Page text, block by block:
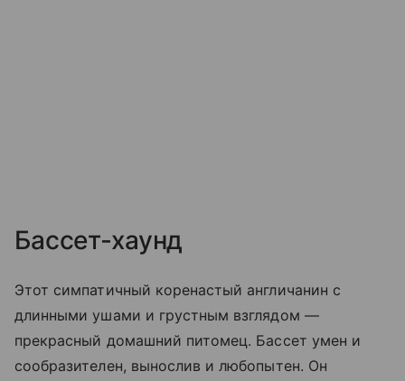
Бассет-хаунд
Этот симпатичный коренастый англичанин с
длинными ушами и грустным взглядом —
прекрасный домашний питомец. Бассет умен и
сообразителен, вынослив и любопытен. Он